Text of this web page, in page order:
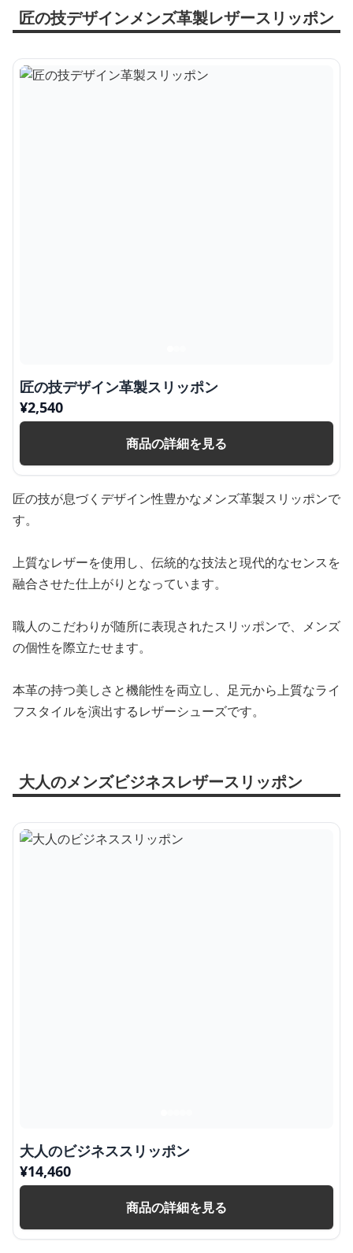
匠の技デザインメンズ革製レザースリッポン
匠の技デザイン革製スリッポン
¥2,540
商品の詳細を見る
匠の技が息づくデザイン性豊かなメンズ革製スリッポンで
す。
上質なレザーを使用し、伝統的な技法と現代的なセンスを
融合させた仕上がりとなっています。
職人のこだわりが随所に表現されたスリッポンで、メンズ
の個性を際立たせます。
本革の持つ美しさと機能性を両立し、足元から上質なライ
フスタイルを演出するレザーシューズです。
大人のメンズビジネスレザースリッポン
大人のビジネススリッポン
¥14,460
商品の詳細を見る